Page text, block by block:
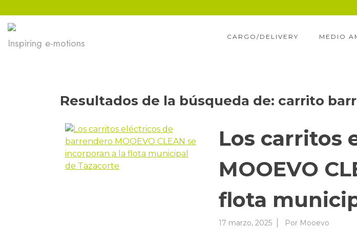
al
contenido
Inspiring e-motions CARGO/DELIVERY MEDIO
Resultados de la búsqueda de: carrito
Los carritos
MOOEVO
flota
17 marzo, 2025 Por Mooevo